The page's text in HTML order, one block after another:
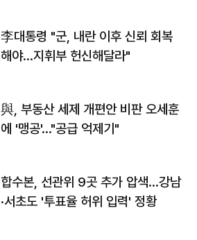
李대통령 "군, 내란 이후 신뢰 회복
해야…지휘부 헌신해달라"
與, 부동산 세제 개편안 비판 오세훈
에 '맹공'…"공급 억제기"
합수본, 선관위 9곳 추가 압색…강남
·서초도 '투표율 허위 입력' 정황